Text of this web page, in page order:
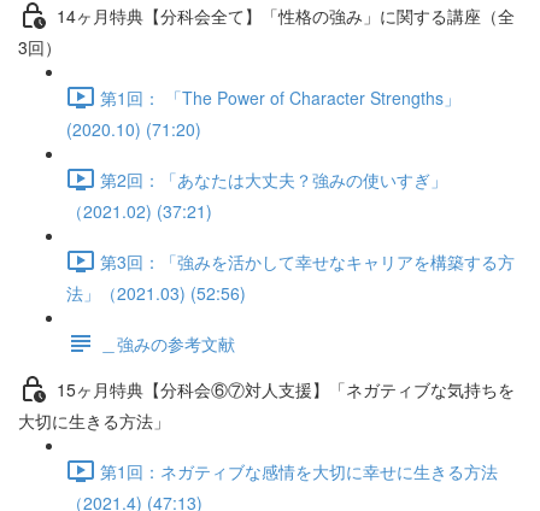
14ヶ月特典【分科会全て】「性格の強み」に関する講座（全
3回）
第1回： 「The Power of Character Strengths」
(2020.10) (71:20)
第2回：「あなたは大丈夫？強みの使いすぎ」
（2021.02) (37:21)
第3回：「強みを活かして幸せなキャリアを構築する方
法」（2021.03) (52:56)
＿強みの参考文献
15ヶ月特典【分科会⑥⑦対人支援】「ネガティブな気持ちを
大切に生きる方法」
第1回：ネガティブな感情を大切に幸せに生きる方法
（2021.4) (47:13)